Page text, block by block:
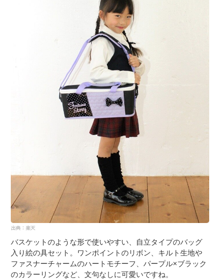
バスケットのような形で使いやすい、自立タイプのバッグ
入り絵の具セット。ワンポイントのリボン、キルト生地や
ファスナーチャームのハートモチーフ、パープル×ブラック
のカラーリングなど、文句なしに可愛いですね。